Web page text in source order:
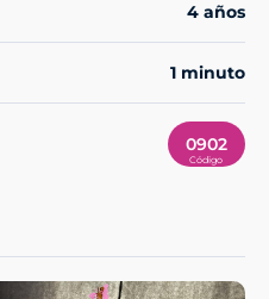
4 años
1 minuto
0902